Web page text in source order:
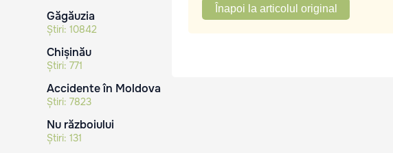
Găgăuzia
Știri: 10842
Chișinău
Știri: 771
Accidente în Moldova
Știri: 7823
Nu războiului
Știri: 131
Înapoi la articolul original